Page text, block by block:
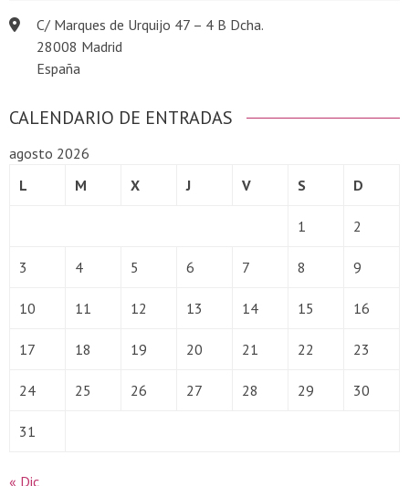
C/ Marques de Urquijo 47 – 4 B Dcha.
28008 Madrid
España
CALENDARIO DE ENTRADAS
agosto 2026
L
M X J V S D
1 2
3 4 5 6 7 8 9
10 11 12 13 14 15 16
17 18 19 20 21 22 23
24 25 26 27 28 29 30
31
« Dic